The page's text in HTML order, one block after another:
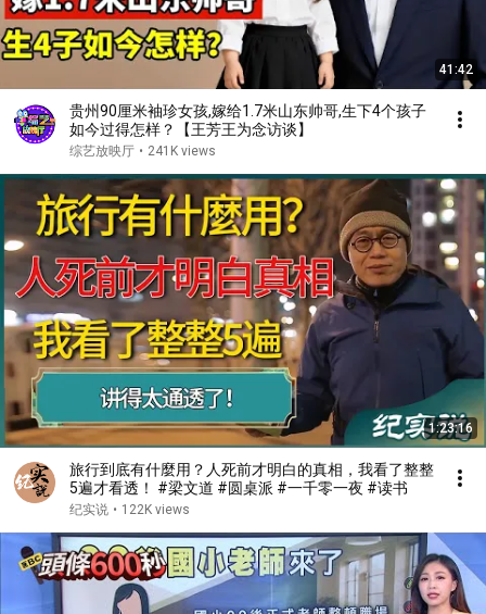
41:42
贵州90厘米袖珍女孩,嫁给1.7米山东帅哥,生下4个孩子
如今过得怎样？【王芳王为念访谈】
综艺放映厅 • 241K views
1:23:16
旅行到底有什麼用？人死前才明白的真相，我看了整整
5遍才看透！ #梁文道 #圆桌派 #一千零一夜 #读书
纪实说 • 122K views